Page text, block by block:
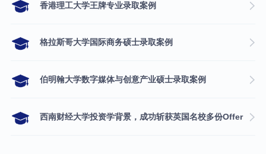
香港理工大学王牌专业录取案例
格拉斯哥大学国际商务硕士录取案例
伯明翰大学数字媒体与创意产业硕士录取案例
西南财经大学投资学背景，成功斩获英国名校多份Offer